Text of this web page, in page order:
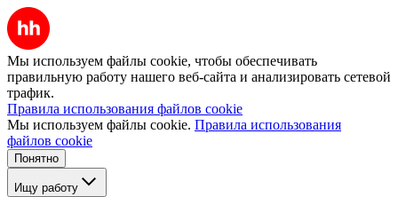
Мы используем файлы cookie, чтобы обеспечивать
правильную работу нашего веб-сайта и анализировать сетевой
трафик.
Правила использования файлов cookie
Мы используем файлы cookie. Правила использования
файлов cookie
Понятно
Ищу работу